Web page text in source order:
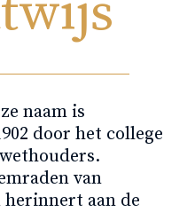
naam is
door het college
van
herinnert aan de